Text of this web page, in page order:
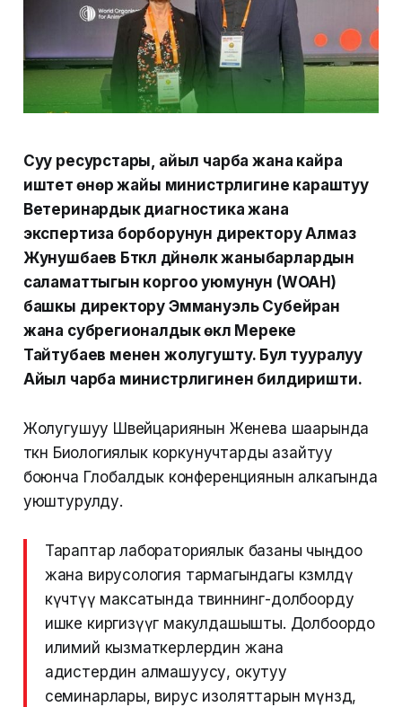
Суу ресурстары, айыл чарба жана кайра
иштетүү өнөр жайы министрлигине караштуу
Ветеринардык диагностика жана
экспертиза борборунун директору Алмаз
Жунушбаев Бүткүл дүйнөлүк жаныбарлардын
саламаттыгын коргоо уюмунун (WOAH)
башкы директору Эммануэль Субейран
жана субрегионалдык өкүлү Мереке
Тайтубаев менен жолугушту. Бул тууралуу
Айыл чарба министрлигинен билдиришти.
Жолугушуу Швейцариянын Женева шаарында
өткөн Биологиялык коркунучтарды азайтуу
боюнча Глобалдык конференциянын алкагында
уюштурулду.
Тараптар лабораториялык базаны чыңдоо
жана вирусология тармагындагы көзөмөлдү
күчөтүү максатында твиннинг-долбоорду
ишке киргизүүгө макулдашышты. Долбоордо
илимий кызматкерлердин жана
адистердин алмашуусу, окутуу
семинарлары, вирус изоляттарын мүнөздөө,